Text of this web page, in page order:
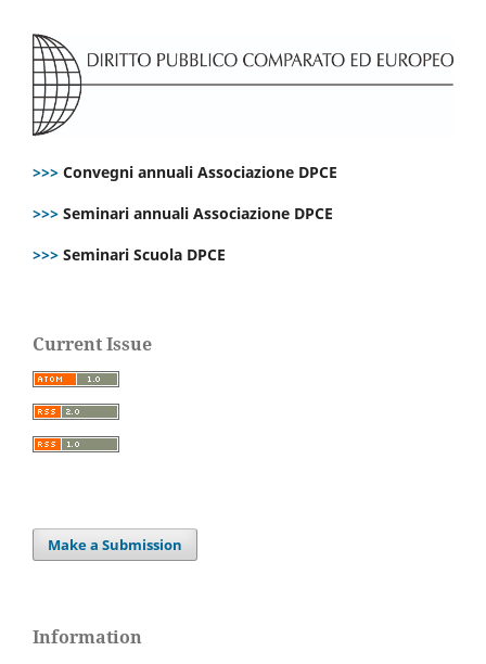
>>> Convegni annuali Associazione DPCE
>>> Seminari annuali Associazione DPCE
>>> Seminari Scuola DPCE
Current Issue
Make a Submission
Information